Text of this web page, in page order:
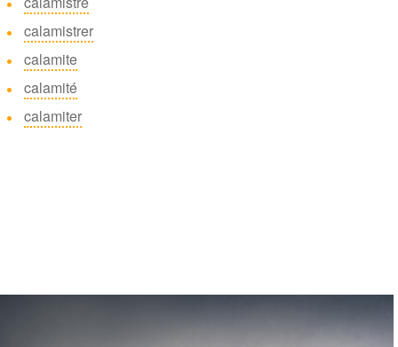
calamistrer
calamite
calamité
calamiter